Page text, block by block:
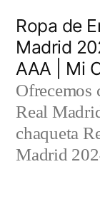
contenido
Ropa de
Madrid
AAA | Mi
Ofrecemos
Real
chaqueta
Madrid